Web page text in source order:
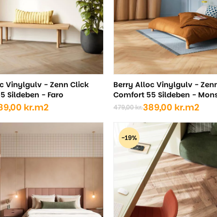
Vinylgulv - Zenn Click
Sildeben - Faro
kr.m2
Berry Alloc Vinylgulv -
Comfort 55 Sildeben -
479,00kr.
Den
oprindelige
pris
var:
479,00 kr..
389,00 kr.
Den
aktuelle
pris
er:
389,00 kr..
m2
-19%